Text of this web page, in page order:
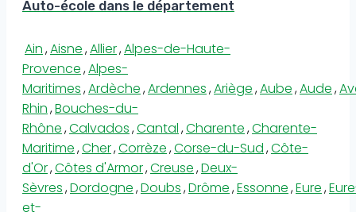
Auto-école dans le département
Ain,Aisne,Allier,Alpes-de-Haute-
Provence,Alpes-
Maritimes,Ardèche,Ardennes,Ariège,Aube,Aude,
Rhin,Bouches-du-
Rhône,Calvados,Cantal,Charente,Charente-
Maritime,Cher,Corrèze,Corse-du-Sud,Côte-
d'Or,Côtes d'Armor,Creuse,Deux-
Sèvres,Dordogne,Doubs,Drôme,Essonne,Eure,
et-